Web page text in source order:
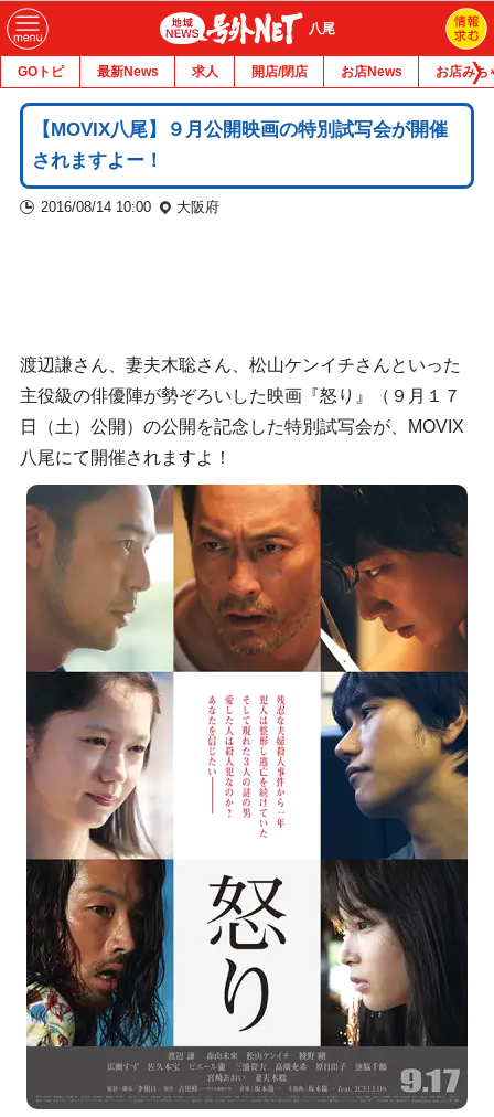
八尾
GOトピ 最新News 求人 開店/閉店 お店News お店みち
【MOVIX八尾】９月公開映画の特別試写会が開催
されますよー！
2016/08/14 10:00 大阪府
渡辺謙さん、妻夫木聡さん、松山ケンイチさんといった
主役級の俳優陣が勢ぞろいした映画『怒り』（９月１７
日（土）公開）の公開を記念した特別試写会が、MOVIX
八尾にて開催されますよ！